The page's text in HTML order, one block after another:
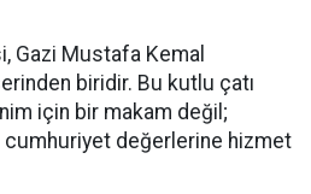
Gazi Mustafa Kemal
biridir. Bu kutlu çatı
için bir makam değil;
cumhuriyet değerlerine hizmet